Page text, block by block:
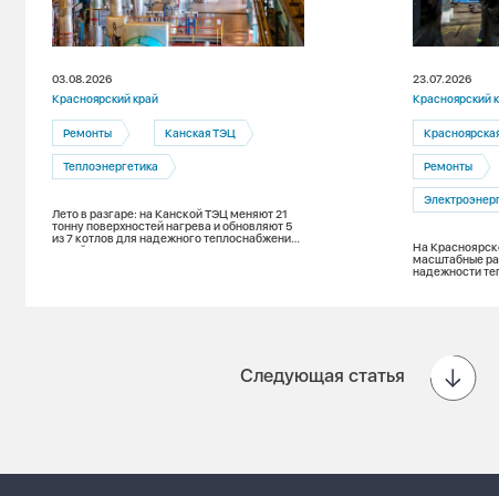
03.08.2026
Красноярский край
Ремонты Канская ТЭЦ
Теплоэнергетика
Лето в разгаре: на Канской ТЭЦ меняют 21
тонну поверхностей нагрева и обновляют 5
из 7 котлов для надежного теплоснабжения
зимой
23.07.2026
Красноярский
Ремонты
На
масштабные
надежности
Следующая статья